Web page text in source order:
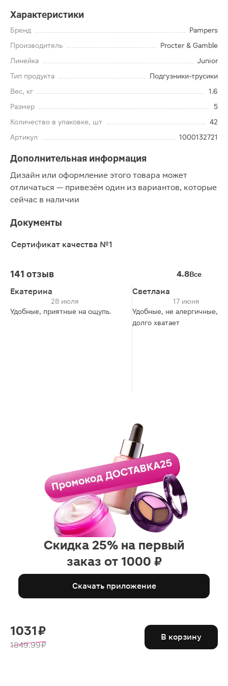
Характеристики
Бренд
Pampers
Производитель
Procter & Gamble
Линейка
Junior
Тип продукта
Подгузники-трусики
Вес, кг
1.6
Размер
5
Количество в упаковке, шт
42
Артикул
1000132721
Дополнительная информация
Дизайн или оформление этого товара может
отличаться — привезём один из вариантов, которые
сейчас в наличии
Документы
Сертификат качества №1
141 отзыв 4.8Все
Екатерина
28 июля
Удобные, приятные на ощупь.
Светлана
17 июня
Удобные, не алергичные, на
долго хватает
Скидка 25% на первый
заказ от 1000 ₽
Скачать приложение
1031 ₽
1849.99 ₽
В корзину